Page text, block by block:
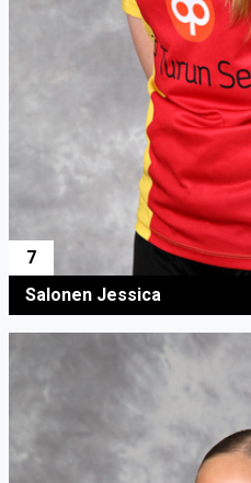
7
Salonen Jessica